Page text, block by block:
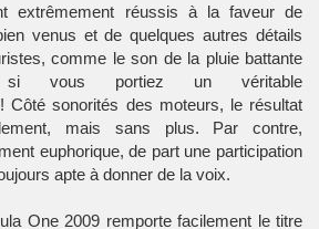
extrêmement réussis à la faveur de
venus et de quelques autres détails
comme le son de la pluie battante
si vous portiez un véritable
Côté sonorités des moteurs, le résultat
mais sans plus. Par contre,
euphorique, de part une participation
apte à donner de la voix.
One 2009 remporte facilement le titre